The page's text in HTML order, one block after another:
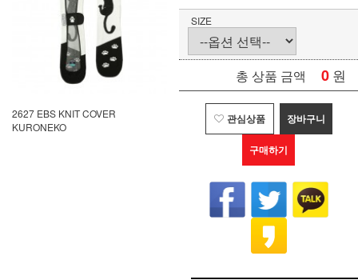
2627 EBS KNIT COVER
KURONEKO
SIZE
총 상품 금액 0 원
관심상품 장바구니
구매하기